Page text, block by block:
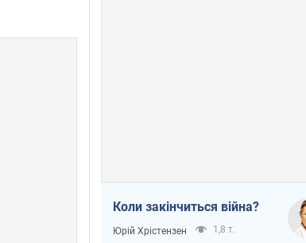
Коли закінчиться війна?
Юрій Хрістензен 1,8 т.